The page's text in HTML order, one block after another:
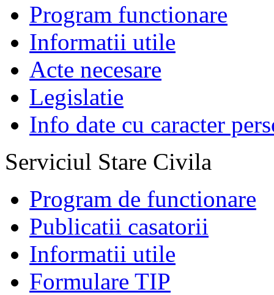
Program functionare
Informatii utile
Acte necesare
Legislatie
Info date cu caracter
Serviciul Stare Civila
Program de functionare
Publicatii casatorii
Informatii utile
Formulare TIP